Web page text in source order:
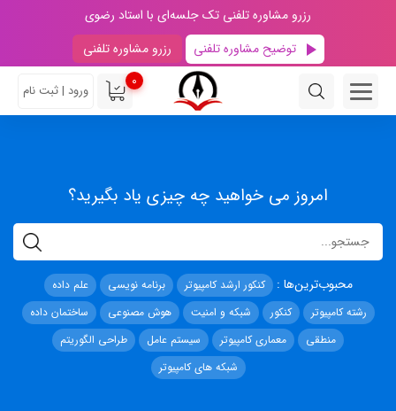
رزرو مشاوره تلفنی تک جلسه‌ای با استاد رضوی
توضیح مشاوره تلفنی
رزرو مشاوره تلفنی
0
ورود | ثبت نام
امروز می خواهید چه چیزی یاد بگیرید؟
محبوب‌ترین‌ها : کنکور ارشد کامپیوتر برنامه نویسی
علم داده
رشته کامپیوتر
کنکور شبکه و امنیت هوش مصنوعی
ساختمان داده
منطقی
معماری کامپیوتر سیستم عامل
طراحی الگوریتم
شبکه های کامپیوتر